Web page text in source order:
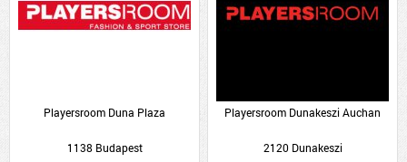
Playersroom Duna Plaza
1138 Budapest
Playersroom Dunakeszi Auchan
2120 Dunakeszi